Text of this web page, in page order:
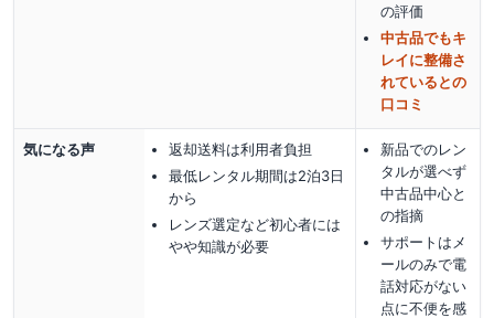
の評価
中古品でもキ
レイに整備さ
れているとの
口コミ
気になる声
返却送料は利用者負担
最低レンタル期間は2泊3日
から
レンズ選定など初心者には
やや知識が必要
新品でのレン
タルが選べず
中古品中心と
の指摘
サポートはメ
ールのみで電
話対応がない
点に不便を感